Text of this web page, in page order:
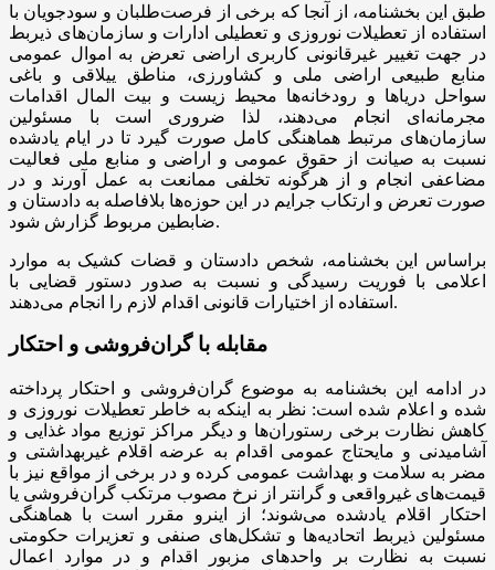
طبق این بخشنامه، از آنجا که برخی از فرصت‌طلبان و سودجویان با
استفاده از تعطیلات نوروزی و تعطیلی ادارات و سازمان‌های ذیربط
در جهت تغییر غیرقانونی کاربری اراضی تعرض به اموال عمومی
منابع طبیعی اراضی ملی و کشاورزی، مناطق ییلاقی و باغی
سواحل دریاها و رودخانه‌ها محیط زیست و بیت المال اقدامات
مجرمانه‌ای انجام می‌دهند، لذا ضروری است با مسئولین
سازمان‌های مرتبط هماهنگی کامل صورت گیرد تا در ایام یادشده
نسبت به صیانت از حقوق عمومی و اراضی و منابع ملی فعالیت
مضاعفی انجام و از هرگونه تخلفی ممانعت به عمل آورند و در
صورت تعرض و ارتکاب جرایم در این حوزه‌ها بلافاصله به دادستان و
ضابطین مربوط گزارش شود.
براساس این بخشنامه، شخص دادستان و قضات کشیک به موارد
اعلامی با فوریت رسیدگی و نسبت به صدور دستور قضایی با
استفاده از اختیارات قانونی اقدام لازم را انجام می‌دهند.
مقابله با گران‌فروشی و احتکار
در ادامه این بخشنامه به موضوع گران‌فروشی و احتکار پرداخته
شده و اعلام شده است: نظر به اینکه به خاطر تعطیلات نوروزی و
کاهش نظارت برخی رستوران‌ها و دیگر مراکز توزیع مواد غذایی و
آشامیدنی و مایحتاج عمومی اقدام به عرضه اقلام غیربهداشتی و
مضر به سلامت و بهداشت عمومی کرده و در برخی از مواقع نیز با
قیمت‌های غیرواقعی و گرانتر از نرخ مصوب مرتکب گران‌فروشی یا
احتکار اقلام یادشده می‌شوند؛ از اینرو مقرر است با هماهنگی
مسئولین ذیربط اتحادیه‌ها و تشکل‌های صنفی و تعزیرات حکومتی
نسبت به نظارت بر واحدهای مزبور اقدام و در موارد اعمال